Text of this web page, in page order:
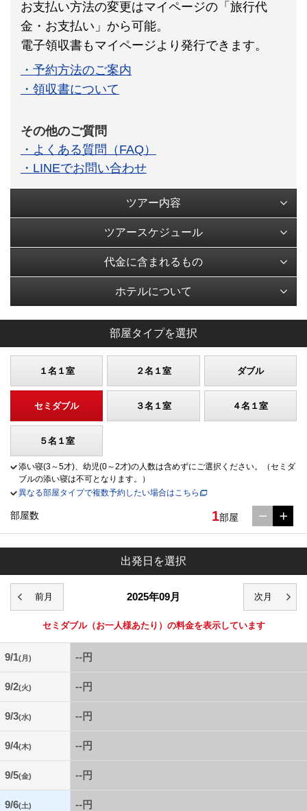
お支払い方法の変更はマイページの「旅行代
金・お支払い」から可能。
電子領収書もマイページより発行できます。
・予約方法のご案内
・領収書について
その他のご質問
・よくある質問（FAQ）
・LINEでお問い合わせ
ツアー内容
ツアースケジュール
代金に含まれるもの
ホテルについて
部屋タイプを選択
１名１室 ２名１室 ダブル
セミダブル ３名１室 ４名１室
５名１室
添い寝(3～5才)、幼児(0～2才)の人数は含めずにご選択ください。（セミダ
ブルの添い寝は不可となります。）
異なる部屋タイプで複数予約したい場合はこちら
部屋数 1部屋
出発日を選択
2025年09月
セミダブル（お一人様あたり）の料金を表示しています
9/1(月) --円
9/2(火) --円
9/3(水) --円
9/4(木) --円
9/5(金) --円
9/6(土) --円